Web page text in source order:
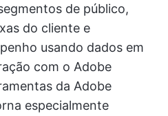
de público,
do cliente e
usando dados em
com o Adobe
da Adobe
especialmente